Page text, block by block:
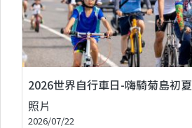
2026世界自行車日-嗨騎菊島初夏
照片
2026/07/22